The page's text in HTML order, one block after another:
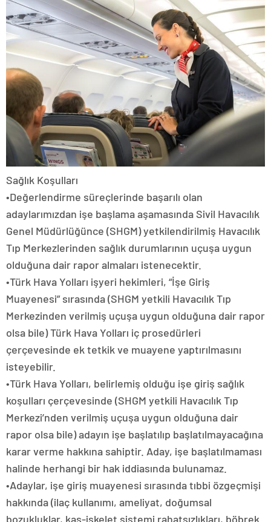
Sağlık Koşulları
•Değerlendirme süreçlerinde başarılı olan
adaylarımızdan işe başlama aşamasında Sivil Havacılık
Genel Müdürlüğünce (SHGM) yetkilendirilmiş Havacılık
Tıp Merkezlerinden sağlık durumlarının uçuşa uygun
olduğuna dair rapor almaları istenecektir.
•Türk Hava Yolları işyeri hekimleri, “İşe Giriş
Muayenesi” sırasında (SHGM yetkili Havacılık Tıp
Merkezinden verilmiş uçuşa uygun olduğuna dair rapor
olsa bile) Türk Hava Yolları iç prosedürleri
çerçevesinde ek tetkik ve muayene yaptırılmasını
isteyebilir.
•Türk Hava Yolları, belirlemiş olduğu işe giriş sağlık
koşulları çerçevesinde (SHGM yetkili Havacılık Tıp
Merkezi’nden verilmiş uçuşa uygun olduğuna dair
rapor olsa bile) adayın işe başlatılıp başlatılmayacağına
karar verme hakkına sahiptir. Aday, işe başlatılmaması
halinde herhangi bir hak iddiasında bulunamaz.
•Adaylar, işe giriş muayenesi sırasında tıbbi özgeçmişi
hakkında (ilaç kullanımı, ameliyat, doğumsal
bozukluklar, kas-iskelet sistemi rahatsızlıkları, böbrek